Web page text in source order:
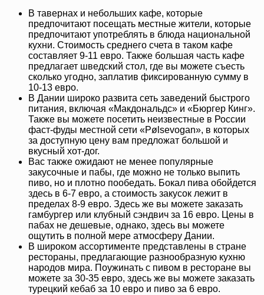
В тавернах и небольших кафе, которые
предпочитают посещать местные жители, которые
предпочитают употреблять в блюда национальной
кухни. Стоимость среднего счета в таком кафе
составляет 9-11 евро. Также большая часть кафе
предлагает шведский стол, где вы можете съесть
сколько угодно, заплатив фиксированную сумму в
10-13 евро.
В Дании широко развита сеть заведений быстрого
питания, включая «Макдональдс» и «Бюргер Кинг».
Также вы можете посетить неизвестные в России
фаст-фуды местной сети «Pølsevogan», в которых
за доступную цену вам предложат большой и
вкусный хот-дог.
Вас также ожидают не менее популярные
закусочные и пабы, где можно не только выпить
пиво, но и плотно пообедать. Бокал пива обойдется
здесь в 6-7 евро, а стоимость закусок лежит в
пределах 8-9 евро. Здесь же вы можете заказать
гамбургер или клубный сэндвич за 16 евро. Цены в
пабах не дешевые, однако, здесь вы можете
ощутить в полной мере атмосферу Дании.
В широком ассортименте представлены в стране
рестораны, предлагающие разнообразную кухню
народов мира. Поужинать с пивом в ресторане вы
можете за 30-35 евро, здесь же вы можете заказать
турецкий кебаб за 10 евро и пиво за 6 евро.